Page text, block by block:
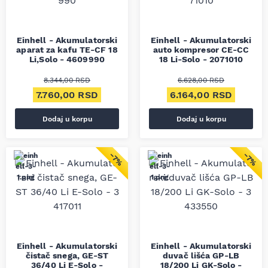
Einhell - Akumulatorski
aparat za kafu TE-CF 18
Li,Solo - 4609990
8.344,00RSD
Originalna cena je bila: 8.344,00 RSD.
7.760,00 RSD Trenutna cena je: 7.760,00 RSD.
Dodaj u korpu
Einhell - Akumulatorski
auto kompresor CE-CC
18 Li-Solo - 2071010
6.628,00RSD
Originalna cena je
6.164,00 RSD
Dodaj u korpu
−7%
Einhell - Akumulatorski
čistač snega, GE-ST
36/40 Li E-Solo -
−7%
Einhell - Akumulatorski
duvač lišća GP-LB
18/200 Li GK-Solo -